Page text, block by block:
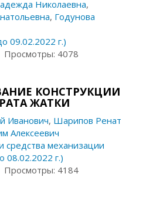
Николаевна,
, Годунова
09.02.2022 г.)
4078
КОНСТРУКЦИИ
ЖАТКИ
Иванович, Шарипов Ренат
Алексеевич
средства механизации
08.02.2022 г.)
4184